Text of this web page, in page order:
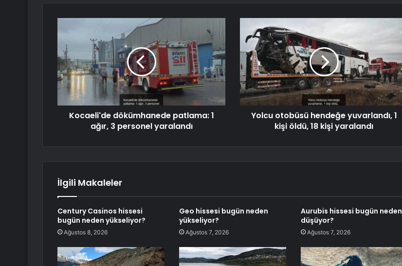
Kocaeli'de dökümhanede patlama: 1
ağır, 3 personel yaralandı
Yolcu otobüsü hendeğe yuvarlandı, 1
kişi öldü, 18 kişi yaralandı
İlgili Makaleler
Century Casinos hissesi
bugün neden yükseliyor?
Ağustos 8, 2026
Geo hissesi bugün neden
yükseliyor?
Ağustos 7, 2026
Aurubis hissesi bugün neden
düşüyor?
Ağustos 7, 2026